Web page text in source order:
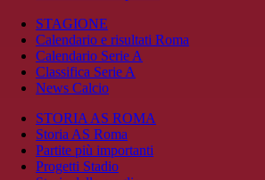
STAGIONE
Calendario e risultati Roma
Calendario Serie A
Classifica Serie A
News Calcio
STORIA AS ROMA
Storia AS Roma
Partite più importanti
Progetti Stadio